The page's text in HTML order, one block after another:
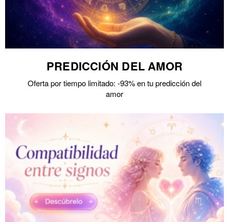
PREDICCIÓN DEL AMOR
Oferta por tiempo limitado: -93% en tu predicción del
amor